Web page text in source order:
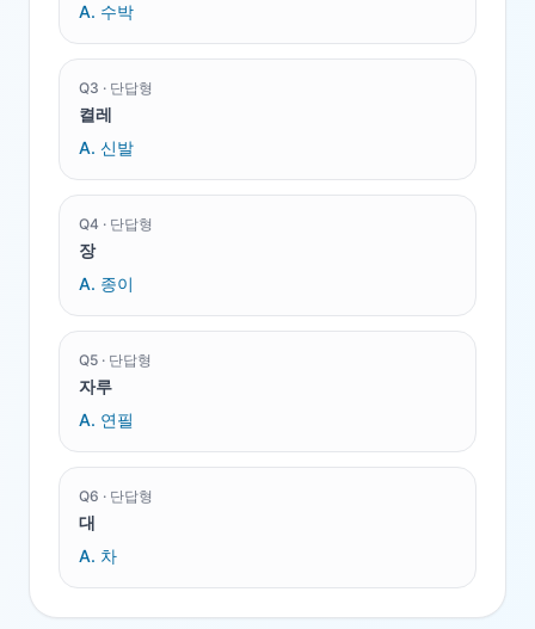
A. 수박
Q3 · 단답형
켤레
A. 신발
Q4 · 단답형
장
A. 종이
Q5 · 단답형
자루
A. 연필
Q6 · 단답형
대
A. 차